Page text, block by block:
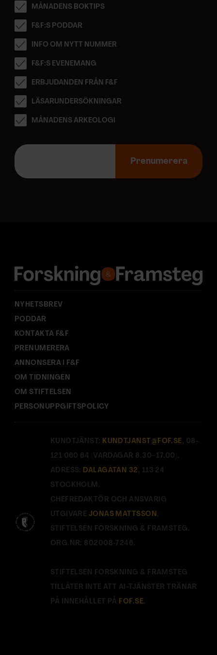
MÅNADENS BOKTIPS
F&F:S PODDAR
INFO OM NYTT NUMMER
F&F:S EVENEMANG
ERBJUDANDEN FRÅN F&F
LÄSARUNDERSÖKNINGAR
MÅNADENS ARKEOLOGI
E
p
s
:
Prenumerera
NYHETSBREV
PODDAR
KONTAKTA F&F
PRENUMERERA
ANNONSERA I F&F
OM TIDNINGEN
OM STIFTELSEN
PERSONUPPGIFTSPOLICY
KUNDTJÄNST: KUNDTJANST@FOF.SE , 08-
121 060 64 (VARDAGAR 8.30–17.00).
ADRESS: DALAGATAN 32 , 113 24
STOCKHOLM.
CHEFREDAKTÖR OCH ANSVARIG
UTGIVARE JONAS MATTSSON.
STIFTELSEN FORSKNING & FRAMSTEG.
ORG.NR: 802008-7246.
STIFTELSEN FORSKNING & FRAMSTEG
TILLÅTER INTE ATT AI-TJÄNSTER TRÄNAR
PÅ INNEHÅLLET PÅ FOF.SE.